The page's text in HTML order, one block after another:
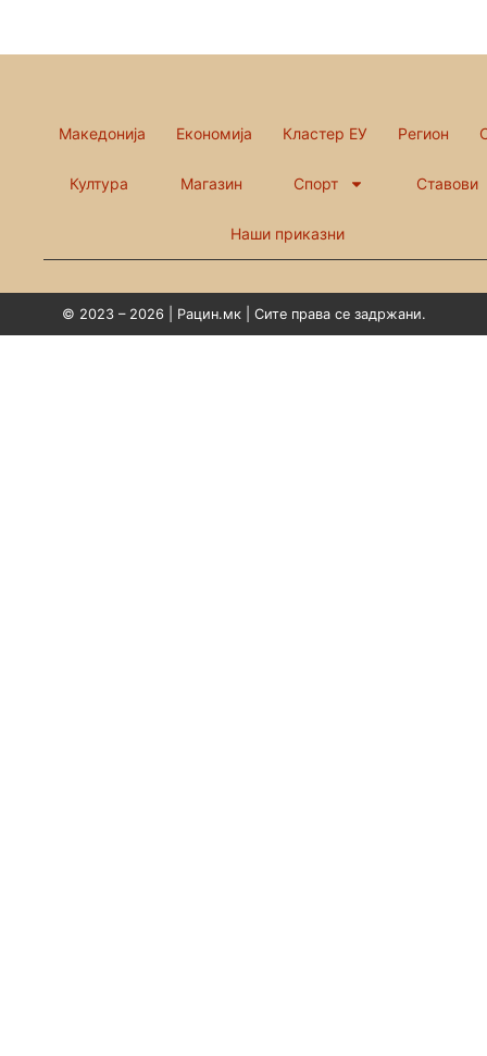
Македонија Економија Кластер ЕУ Регион
Култура Магазин Спорт Ставови
Наши приказни
© 2023 – 2026 | Рацин.мк | Сите права се задржани.